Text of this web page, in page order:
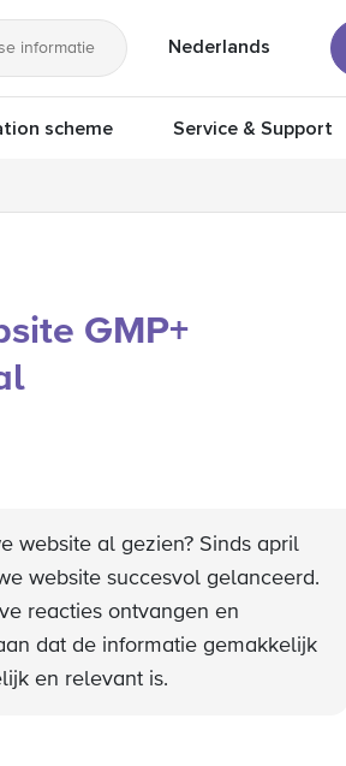
Nederlands
scheme Service & Support
GMP+
website al gezien? Sinds april
website succesvol gelanceerd.
reacties ontvangen en
dat de informatie gemakkelijk
en relevant is.